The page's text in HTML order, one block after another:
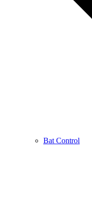
Bat Control